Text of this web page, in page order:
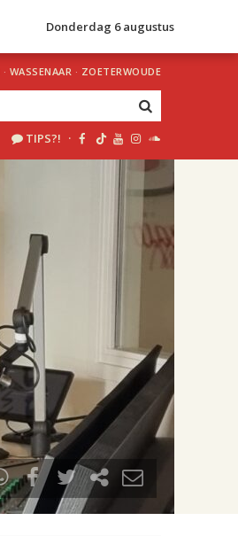
Donderdag 6 augustus
· WASSENAAR · ZOETERWOUDE
TIPS?! ·
uur 1 van 2
Volgend uur